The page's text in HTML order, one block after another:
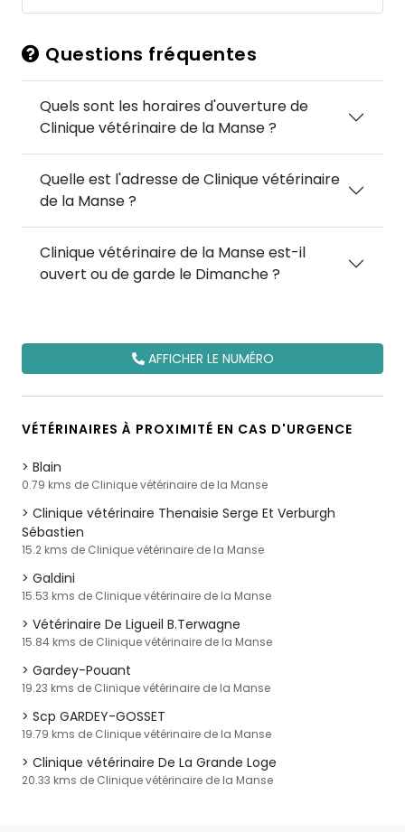
Questions fréquentes
Quels sont les horaires d'ouverture de
Clinique vétérinaire de la Manse ?
Quelle est l'adresse de Clinique vétérinaire
de la Manse ?
Clinique vétérinaire de la Manse est-il
ouvert ou de garde le Dimanche ?
AFFICHER LE NUMÉRO
VÉTÉRINAIRES À PROXIMITÉ EN CAS D'URGENCE
Blain
0.79 kms de Clinique vétérinaire de la Manse
Clinique vétérinaire Thenaisie Serge Et Verburgh
Sébastien
15.2 kms de Clinique vétérinaire de la Manse
Galdini
15.53 kms de Clinique vétérinaire de la Manse
Vétérinaire De Ligueil B.Terwagne
15.84 kms de Clinique vétérinaire de la Manse
Gardey-Pouant
19.23 kms de Clinique vétérinaire de la Manse
Scp GARDEY-GOSSET
19.79 kms de Clinique vétérinaire de la Manse
Clinique vétérinaire De La Grande Loge
20.33 kms de Clinique vétérinaire de la Manse